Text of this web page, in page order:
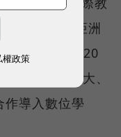
灣50大、亞洲
技公司。2020
與臺灣大哥大、
作導入數位學
權政策